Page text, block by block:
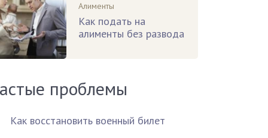
Алименты
Как подать на
алименты без развода
проблемы
Как восстановить военный билет